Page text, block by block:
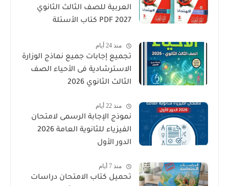
العربية للصف الثالث الثانوي
2027 PDF كتاب الأسئلة
منذ 24 أيام
تجميع إجابات جميع نماذج الوزارة
الاسترشادية فى الأحياء الصف
الثالث الثانوي 2026
منذ 22 أيام
نموذج الإجابة الرسمى لامتحان
الفيزياء للثانوية العامة 2026
الدور الأول
منذ 7 أيام
تحميل كتاب الامتحان دراسات